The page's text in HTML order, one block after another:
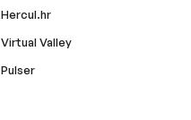
Hercul.hr
Virtual Valley
Pulser